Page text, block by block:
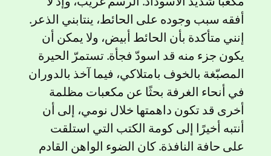
مكعّبًا شديد الاسوداد. الرسم غريب، وإذ لا
أفقه سبب وجوده على الحائط، ينتابني الذعر.
إنني متأكدة بأن الحائط أبيض، ولا يمكن أن
يكون جزء منه قد اسودّ فجأة. تستمرّ الحيرة
المصبّغة بالخوف بامتلاكي، فيما آخذ بالدوران
في أنحاء الغرفة بحثًا عن مكعبات مظلمة
أخرى قد تكون داهمتها خلال نومي، إلى أن
أنتبه أخيرًا إلى كومة الكتب التي استلقت
على حافة النافذة. كان الضوء الواهن القادم